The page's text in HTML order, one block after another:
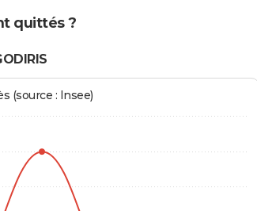
quittés ?
(source : Insee)